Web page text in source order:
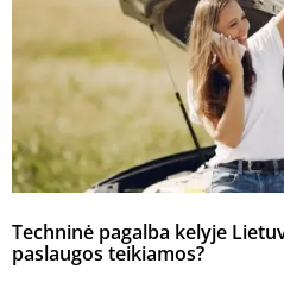
Techninė pagalba kelyje
paslaugos teikiamos?